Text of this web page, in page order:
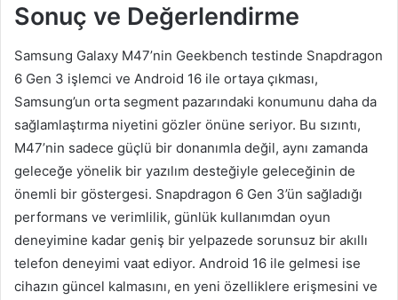
Sonuç ve Değerlendirme
Samsung Galaxy M47’nin Geekbench testinde Snapdragon
6 Gen 3 işlemci ve Android 16 ile ortaya çıkması,
Samsung’un orta segment pazarındaki konumunu daha da
sağlamlaştırma niyetini gözler önüne seriyor. Bu sızıntı,
M47’nin sadece güçlü bir donanımla değil, aynı zamanda
geleceğe yönelik bir yazılım desteğiyle geleceğinin de
önemli bir göstergesi. Snapdragon 6 Gen 3’ün sağladığı
performans ve verimlilik, günlük kullanımdan oyun
deneyimine kadar geniş bir yelpazede sorunsuz bir akıllı
telefon deneyimi vaat ediyor. Android 16 ile gelmesi ise
cihazın güncel kalmasını, en yeni özelliklere erişmesini ve